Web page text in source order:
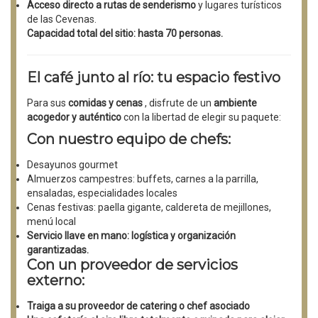
Acceso directo a rutas de senderismoy lugares turísticos
de las Cevenas.
Capacidad total del sitio: hasta 70 personas.
El café junto al río: tu espacio festivo
Para sus comidas y cenas, disfrute de un ambiente
acogedor y auténticocon la libertad de elegir su paquete:
Con nuestro equipo de chefs:
Desayunos gourmet
Almuerzos campestres: buffets, carnes a la parrilla,
ensaladas, especialidades locales
Cenas festivas: paella gigante, caldereta de mejillones,
menú local
Servicio llave en mano: logística y organización
garantizadas.
Con un proveedor de servicios
externo:
Traiga a suproveedor de catering o chef asociado